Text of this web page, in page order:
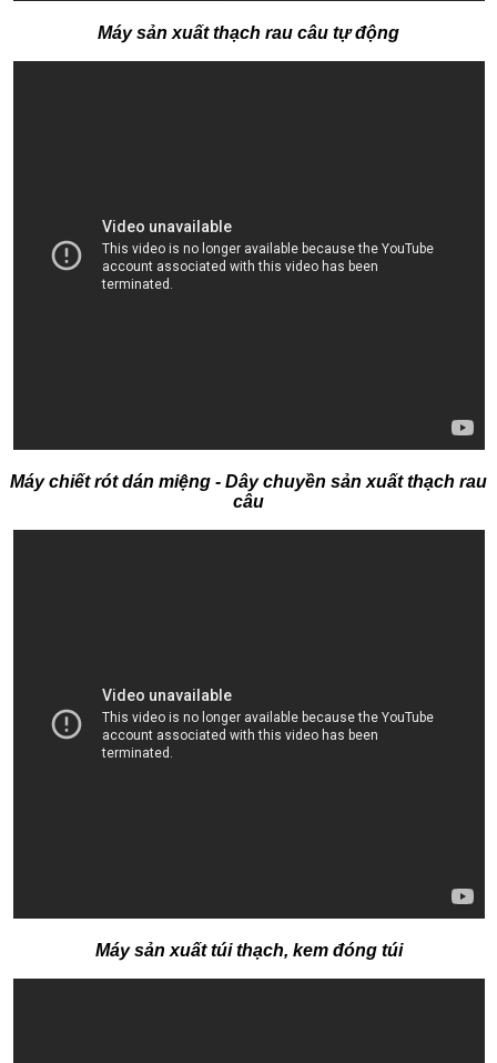
Máy sản xuất thạch rau câu tự động
Máy chiết rót dán miệng - Dây chuyền sản xuất thạch rau
câu
Máy sản xuất túi thạch, kem đóng túi